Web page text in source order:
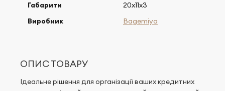
Габарити
20х11х3
Виробник
Bagemiya
ОПИС ТОВАРУ
Ідеальне рішення для організації ваших кредитних